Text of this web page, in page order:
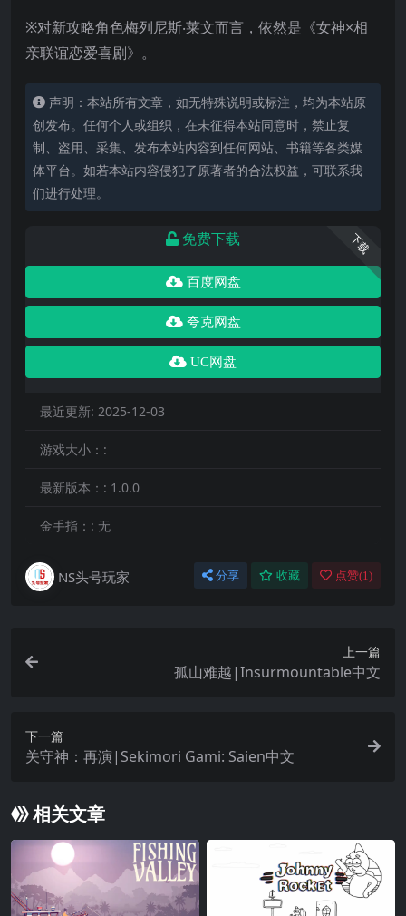
※对新攻略角色梅列尼斯‧莱文而言，依然是《女神×相
亲联谊恋爱喜剧》。
声明：本站所有文章，如无特殊说明或标注，均为本站原
创发布。任何个人或组织，在未征得本站同意时，禁止复
制、盗用、采集、发布本站内容到任何网站、书籍等各类媒
体平台。如若本站内容侵犯了原著者的合法权益，可联系我
们进行处理。
下载
免费下载
百度网盘
夸克网盘
UC网盘
最近更新: 2025-12-03
游戏大小：:
最新版本：: 1.0.0
金手指：: 无
NS头号玩家 分享 收藏 点赞(1 )
上一篇
孤山难越|Insurmountable中文
下一篇
关守神：再演|Sekimori Gami: Saien中文
相关文章